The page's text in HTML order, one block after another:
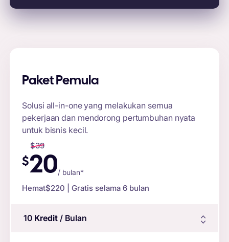
Paket Pemula
Solusi all-in-one yang melakukan semua
pekerjaan dan mendorong pertumbuhan nyata
untuk bisnis kecil.
$39
$20/ bulan*
Hemat$220 | Gratis selama 6 bulan
10 Kredit/ Bulan